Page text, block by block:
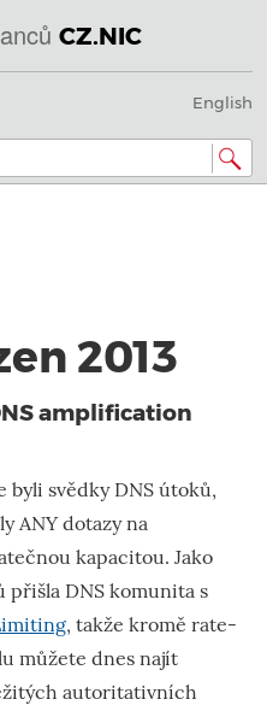
CZ.NIC
English
2013
amplification
byli svědky DNS útoků,
ANY dotazy na
kapacitou. Jako
DNS komunita s
, takže kromě rate-
můžete dnes najít
autoritativních